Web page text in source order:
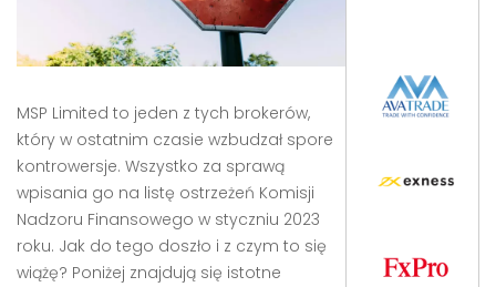
MSP Limited to jeden z tych brokerów,
który w ostatnim czasie wzbudzał spore
kontrowersje. Wszystko za sprawą
wpisania go na listę ostrzeżeń Komisji
Nadzoru Finansowego w styczniu 2023
roku. Jak do tego doszło i z czym to się
wiążę? Poniżej znajdują się istotne